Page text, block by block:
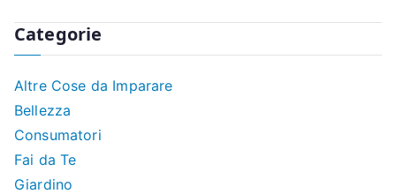
Categorie
Altre Cose da Imparare
Bellezza
Consumatori
Fai da Te
Giardino